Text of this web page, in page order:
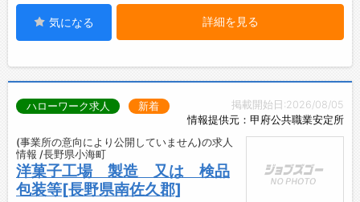
気になる 詳細を見る
掲載開始日:2026/08/05
情報提供元：甲府公共職業安定所
ハローワーク求人 新着
(事業所の意向により公開していません)の求人
情報 /長野県小海町
洋菓子工場 製造 又は 検品
包装等[長野県南佐久郡]